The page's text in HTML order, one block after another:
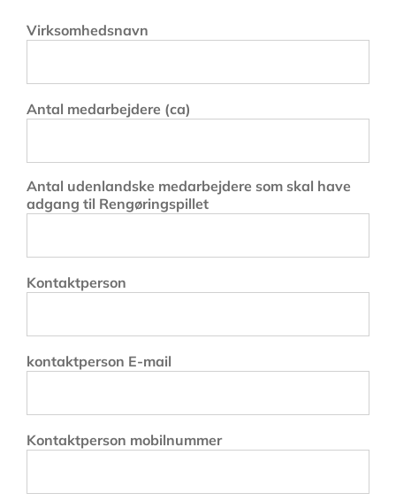
Virksomhedsnavn
Antal medarbejdere (ca)
Antal udenlandske medarbejdere som skal have
adgang til Rengøringspillet
Kontaktperson
kontaktperson E-mail
Kontaktperson mobilnummer